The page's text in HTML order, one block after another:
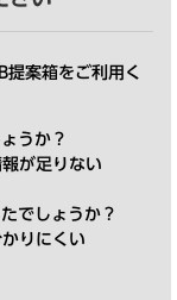
案箱をご利用く
うか？
が足りない
でしょうか？
りにくい